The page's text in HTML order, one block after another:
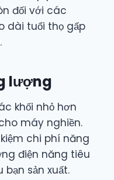
đối với các
dài tuổi thọ gấp
lượng
khối nhỏ hơn
máy nghiền.
chi phí năng
điện năng tiêu
sản xuất.